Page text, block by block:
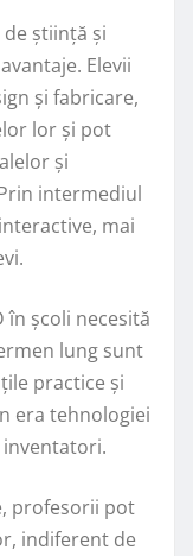
știință și
Elevii
și fabricare,
lor și pot
și
intermediul
mai
școli necesită
lung sunt
practice și
era tehnologiei
profesorii pot
indiferent de